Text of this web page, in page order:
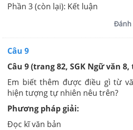
Phần 3 (còn lại): Kết luận
Đánh
Câu 9
Câu 9 (trang 82, SGK Ngữ văn 8,
Em biết thêm được điều gì từ
hiện tượng tự nhiên nêu trên?
Phương pháp giải:
Đọc kĩ văn bản